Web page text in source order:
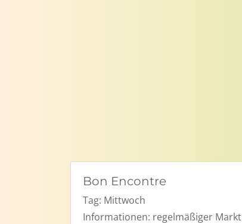
Bon Encontre
Tag: Mittwoch
Informationen: regelmäßiger Markt